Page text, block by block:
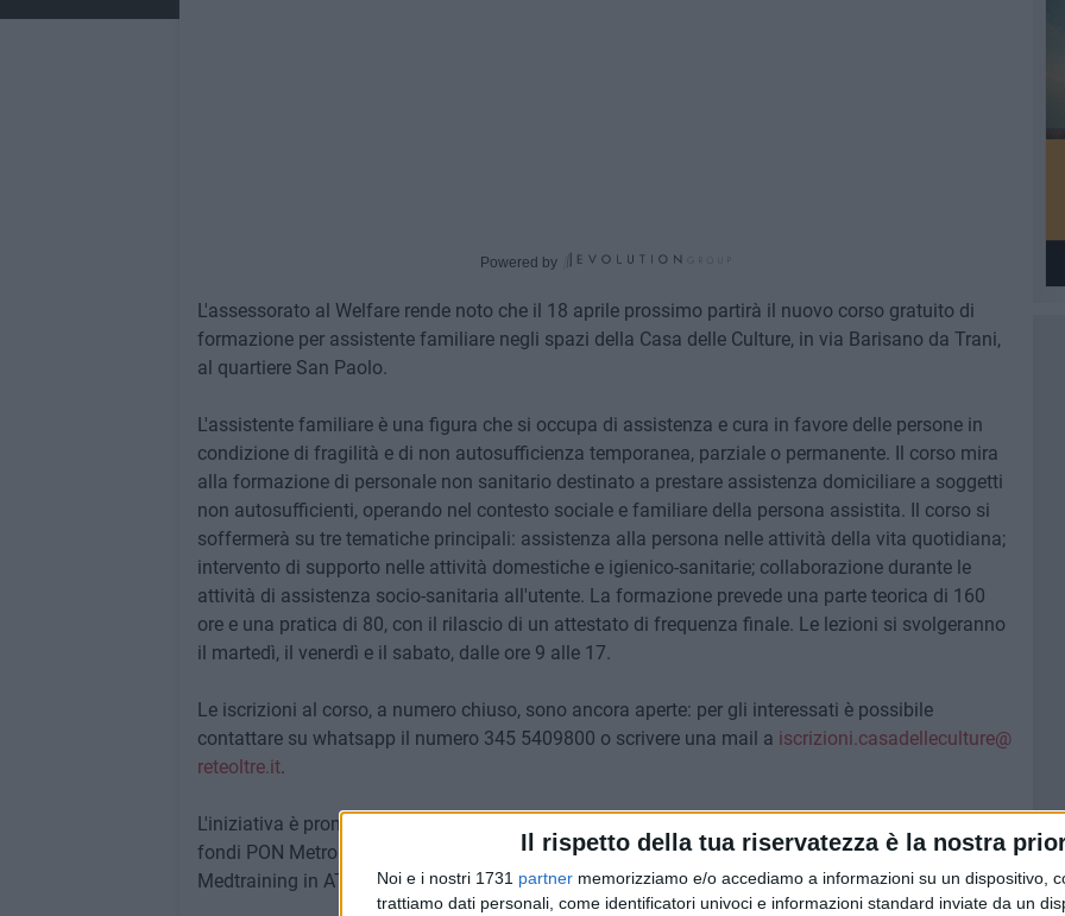
Il rispetto della tua riservatezza è la nostra
Noi e i nostri 1731 partner memorizziamo e/o accediamo a informazioni su un dispositivo,
trattiamo dati personali, come identificatori univoci e informazioni standard inviate da un
Powered by
L'assessorato al Welfare rende noto che il 18 aprile prossimo partirà il nuovo corso gratuito di
formazione per assistente familiare negli spazi della Casa delle Culture, in via Barisano da Trani,
al quartiere San Paolo.
L'assistente familiare è una figura che si occupa di assistenza e cura in favore delle persone in
condizione di fragilità e di non autosufficienza temporanea, parziale o permanente. Il corso mira
alla formazione di personale non sanitario destinato a prestare assistenza domiciliare a soggetti
non autosufficienti, operando nel contesto sociale e familiare della persona assistita. Il corso si
soffermerà su tre tematiche principali: assistenza alla persona nelle attività della vita quotidiana;
intervento di supporto nelle attività domestiche e igienico-sanitarie; collaborazione durante le
attività di assistenza socio-sanitaria all'utente. La formazione prevede una parte teorica di 160
ore e una pratica di 80, con il rilascio di un attestato di frequenza finale. Le lezioni si svolgeranno
il martedì, il venerdì e il sabato, dalle ore 9 alle 17.
Le iscrizioni al corso, a numero chiuso, sono ancora aperte: per gli interessati è possibile
contattare su whatsapp il numero 345 5409800 o scrivere una mail a iscrizioni.casadelleculture@
reteoltre.it.
L'iniziativa è promossa dal Centro polifunzionale comunale Casa delle Culture, finanziato con
fondi PON Metro 2014-20 dall'assessorato comunale al Welfare del Comune di Bari e gestito da
Medtraining in ATI con la cooperativa San Giovanni di Dio.